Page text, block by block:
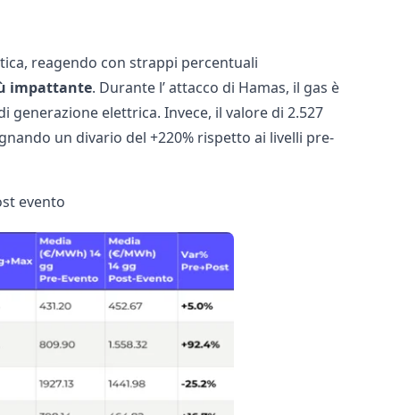
reagendo con strappi percentuali
impattante. Durante l’ attacco di Hamas, il gas è
generazione elettrica. Invece, il valore di 2.527
un divario del +220% rispetto ai livelli pre-
evento